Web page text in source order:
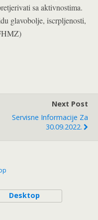
sa aktivnostima.
glavobolje, iscrpljenosti,
Next Post
Servisne Informacije Za
30.09.2022.
Desktop